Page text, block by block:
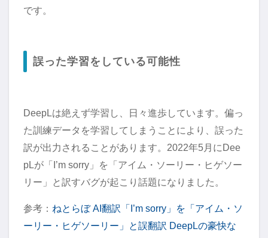
です。
誤った学習をしている可能性
DeepLは絶えず学習し、日々進歩しています。偏っ
た訓練データを学習してしまうことにより、誤った
訳が出力されることがあります。2022年5月にDee
pLが「I’m sorry」を「アイム・ソーリー・ヒゲソー
リー」と訳すバグが起こり話題になりました。
参考： ねとらぼ AI翻訳「I’m sorry」を「アイム・ソ
ーリー・ヒゲソーリー」と誤翻訳 DeepLの豪快な